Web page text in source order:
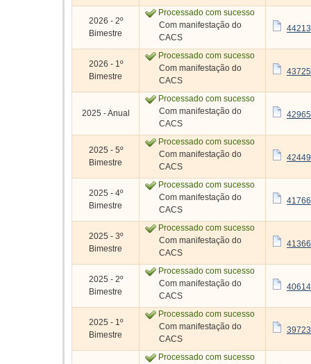
2026 - 2º
Bimestre
Processado com sucesso
Com manifestação do
CACS
2026 - 1º
Bimestre
Processado com sucesso
Com manifestação do
CACS
2025 - Anual
Processado com sucesso
Com manifestação do
CACS
2025 - 5º
Bimestre
Processado com sucesso
Com manifestação do
CACS
2025 - 4º
Bimestre
Processado com sucesso
Com manifestação do
CACS
2025 - 3º
Bimestre
Processado com sucesso
Com manifestação do
CACS
2025 - 2º
Bimestre
Processado com sucesso
Com manifestação do
CACS
2025 - 1º
Bimestre
Processado com sucesso
Com manifestação do
CACS
Processado com sucesso